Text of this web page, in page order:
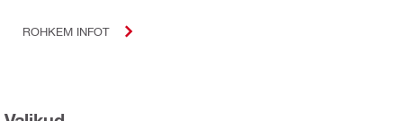
ROHKEM INFOT